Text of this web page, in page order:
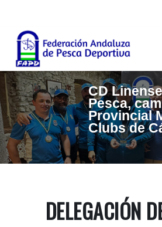
contenido
principal
CD
Pesca,
Provincial
Clubs de
DELEGACIÓN